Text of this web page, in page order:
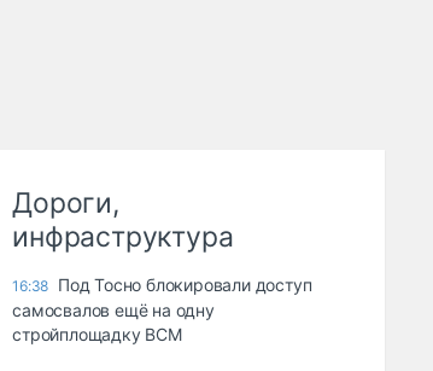
Дороги,
инфраструктура
16:38 Под Тосно блокировали доступ
самосвалов ещё на одну
стройплощадку ВСМ